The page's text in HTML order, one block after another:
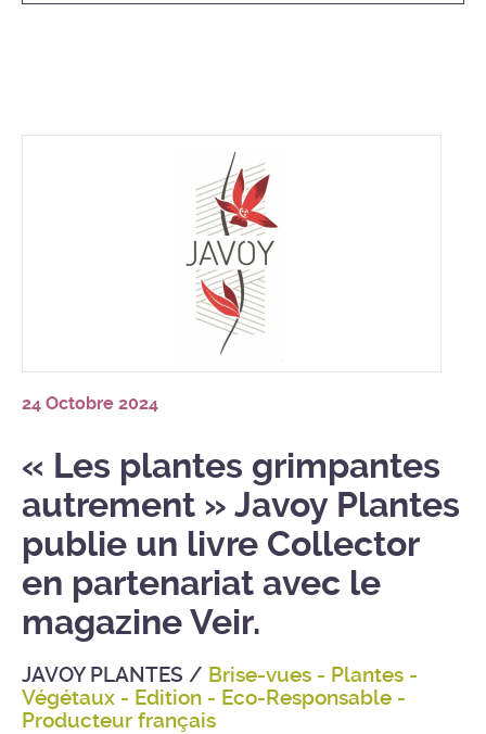
24 Octobre 2024
« Les plantes grimpantes
autrement » Javoy Plantes
publie un livre Collector
en partenariat avec le
magazine Veir.
JAVOY PLANTES / Brise-vues - Plantes -
Végétaux - Edition - Eco-Responsable -
Producteur français